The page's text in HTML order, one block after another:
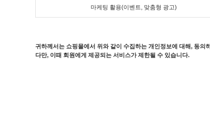
마케팅 활용(이벤트, 맞춤형 광고)
귀하께서는 쇼핑몰에서 위와 같이 수집하는 개인정보에 대해, 동
다만, 이때 회원에게 제공되는 서비스가 제한될 수 있습니다.